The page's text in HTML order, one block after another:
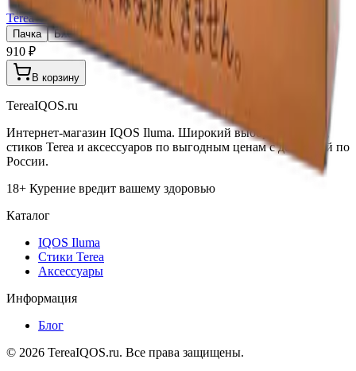
Terea Tropical Menthol JP
Пачка Блок×10
910 ₽
В корзину
TereaIQOS.ru
Интернет-магазин IQOS Iluma. Широкий выбор устройств,
стиков Terea и аксессуаров по выгодным ценам с доставкой по
России.
18+ Курение вредит вашему здоровью
Каталог
IQOS Iluma
Стики Terea
Аксессуары
Информация
Блог
© 2026 TereaIQOS.ru. Все права защищены.